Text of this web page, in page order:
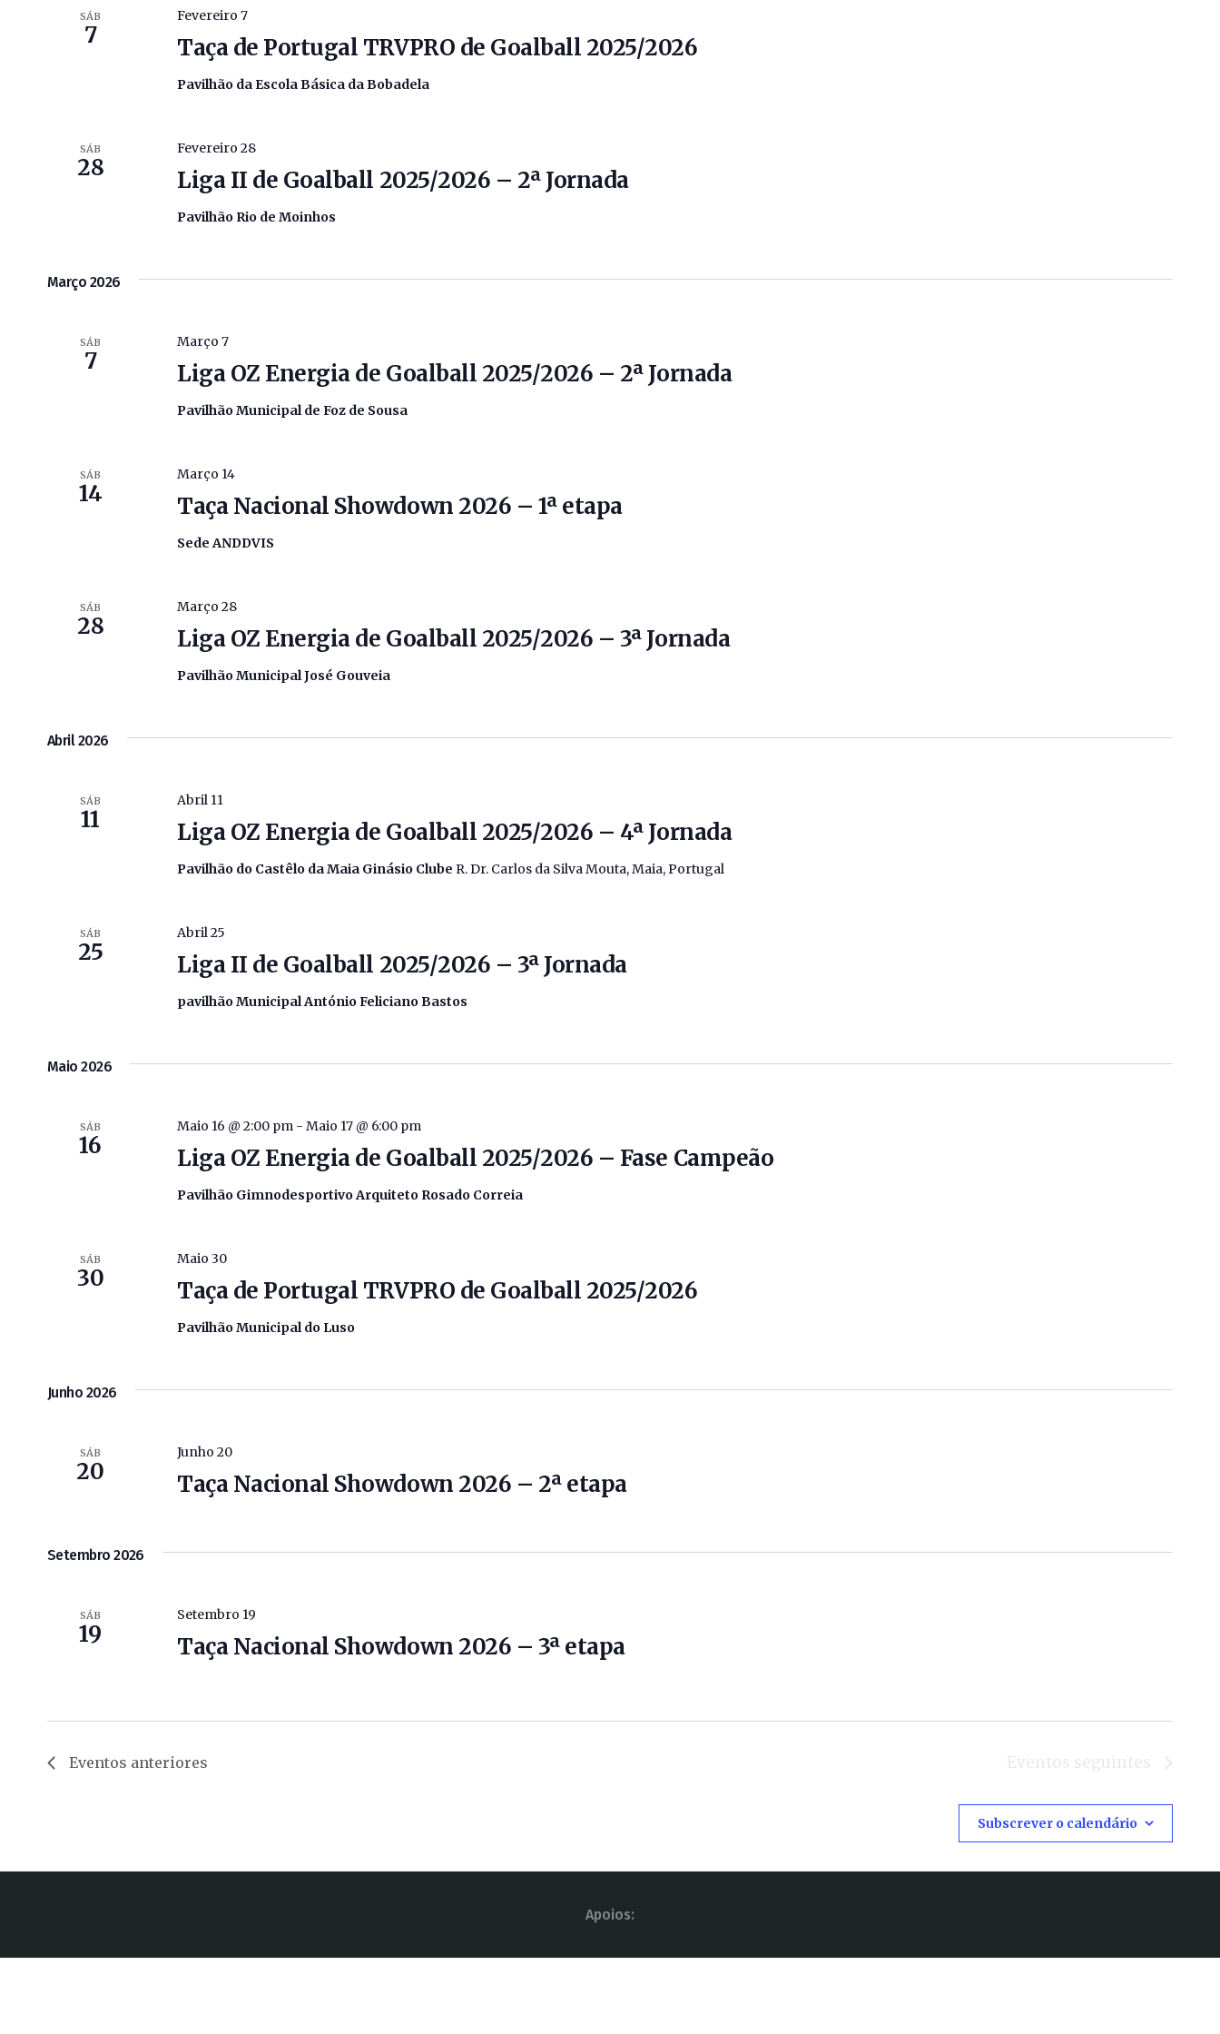
Eventos
com
palavra-
SÁB
7 Taça de Portugal TRVPRO de Goalball 2025/2026
Fevereiro 7
Pavilhão da Escola Básica da Bobadela
SÁB
28 Liga II de Goalball 2025/2026 – 2ª Jornada
Fevereiro 28
Pavilhão Rio de Moinhos
Março 2026
SÁB
7 Liga OZ Energia de Goalball 2025/2026 – 2ª Jornada
Março 7
Pavilhão Municipal de Foz de Sousa
SÁB
14 Taça Nacional Showdown 2026 – 1ª etapa
Março 14
Sede ANDDVIS
SÁB
28 Liga OZ Energia de Goalball 2025/2026 – 3ª Jornada
Março 28
Pavilhão Municipal José Gouveia
Abril 2026
SÁB
11 Liga OZ Energia de Goalball 2025/2026 – 4ª Jornada
Abril 11
Pavilhão do Castêlo da Maia Ginásio Clube R. Dr. Carlos da Silva Mouta, Maia, Portugal
SÁB
25 Liga II de Goalball 2025/2026 – 3ª Jornada
Abril 25
pavilhão Municipal António Feliciano Bastos
Maio 2026
SÁB
16 Liga OZ Energia de Goalball 2025/2026 – Fase Campeão
Maio 16 @ 2:00 pm -Maio 17 @ 6:00 pm
Pavilhão Gimnodesportivo Arquiteto Rosado Correia
SÁB
30 Taça de Portugal TRVPRO de Goalball 2025/2026
Maio 30
Pavilhão Municipal do Luso
Junho 2026
SÁB
20 Taça Nacional Showdown 2026 – 2ª etapa
Junho 20
Setembro 2026
SÁB
19 Taça Nacional Showdown 2026 – 3ª etapa
Setembro 19
Eventos anteriores
Subscrever o calendário
Apoios: